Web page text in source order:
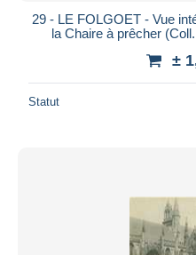
29 - LE FOLGOET - Vue
la Chaire à prêcher
±
Statut